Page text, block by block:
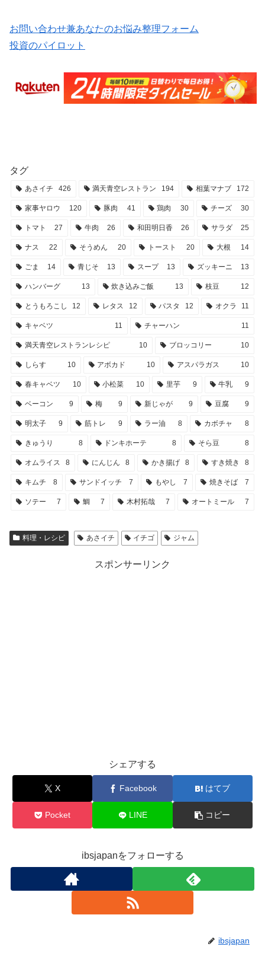
お問い合わせ兼あなたのお悩み整理フォーム
投資のパイロット
タグ
あさイチ 426 満天青空レストラン 194 相葉マナブ 172
家事ヤロウ 120 豚肉 41 鶏肉 30 チーズ 30
トマト 27 牛肉 26 和田明日香 26 サラダ 25
ナス 22 そうめん 20 トースト 20 大根 14
ごま 14 青じそ 13 スープ 13 ズッキーニ 13
ハンバーグ 13 炊き込みご飯 13 枝豆 12
とうもろこし 12 レタス 12 パスタ 12 オクラ 11
キャベツ 11 チャーハン 11
満天青空レストランレシピ 10 ブロッコリー 10
しらす 10 アボカド 10 アスパラガス 10
春キャベツ 10 小松菜 10 里芋 9 牛乳 9
ベーコン 9 梅 9 新じゃが 9 豆腐 9
明太子 9 筋トレ 9 ラー油 8 カボチャ 8
きゅうり 8 ドンキホーテ 8 そら豆 8
オムライス 8 にんじん 8 かき揚げ 8 すき焼き 8
キムチ 8 サンドイッチ 7 もやし 7 焼きそば 7
ソテー 7 鯛 7 木村拓哉 7 オートミール 7
料理・レシピ あさイチ イチゴ ジャム
スポンサーリンク
シェアする
X Facebook はてブ
Pocket LINE コピー
ibsjapanをフォローする
ibsjapan